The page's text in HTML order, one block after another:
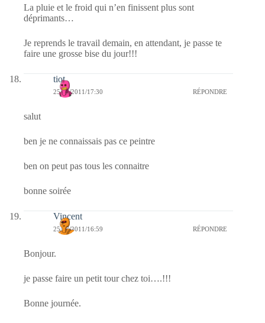
La pluie et le froid qui n’en finissent plus sont
déprimants…
Je reprends le travail demain, en attendant, je passe te
faire une grosse bise du jour!!!
tiot
25/07/2011/17:30 RÉPONDRE
salut
ben je ne connaissais pas ce peintre
ben on peut pas tous les connaitre
bonne soirée
Vincent
25/07/2011/16:59 RÉPONDRE
Bonjour.
je passe faire un petit tour chez toi….!!!
Bonne journée.